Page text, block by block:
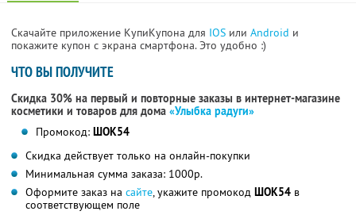
Скачайте приложение КупиКупона для IOS или Android и
покажите купон с экрана смартфона. Это удобно :)
ЧТО ВЫ ПОЛУЧИТЕ
Скидка 30% на первый и повторные заказы в интернет-магазине
косметики и товаров для дома «Улыбка радуги»
Промокод: ШОК54
Скидка действует только на онлайн-покупки
Минимальная сумма заказа: 1000р.
Оформите заказ на сайте, укажите промокод ШОК54 в
соответствующем поле